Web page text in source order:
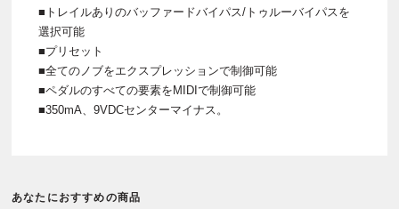
■トレイルありのバッファードバイパス/トゥルーバイパスを
選択可能
■プリセット
■全てのノブをエクスプレッションで制御可能
■ペダルのすべての要素をMIDIで制御可能
■350mA、9VDCセンターマイナス。
あなたにおすすめの商品